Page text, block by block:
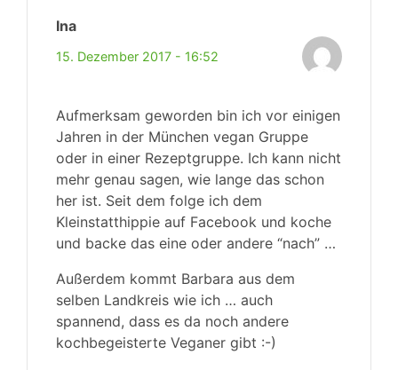
Ina
15. Dezember 2017 - 16:52
Aufmerksam geworden bin ich vor einigen
Jahren in der München vegan Gruppe
oder in einer Rezeptgruppe. Ich kann nicht
mehr genau sagen, wie lange das schon
her ist. Seit dem folge ich dem
Kleinstatthippie auf Facebook und koche
und backe das eine oder andere “nach” …
Außerdem kommt Barbara aus dem
selben Landkreis wie ich … auch
spannend, dass es da noch andere
kochbegeisterte Veganer gibt :-)